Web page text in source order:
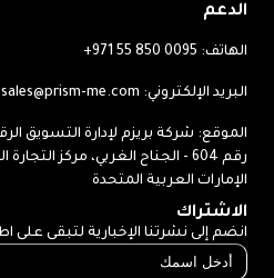
الدعم
الهاتف: +971 55 850 0095
البريد الإلكتروني: sales@prism-me.com
الموقع: شركة بريزم لإدارة التسويق
الإمارات العربية المتحدة
الاشتراك
انضم إلى نشرتنا الإخبارية لتبقى على